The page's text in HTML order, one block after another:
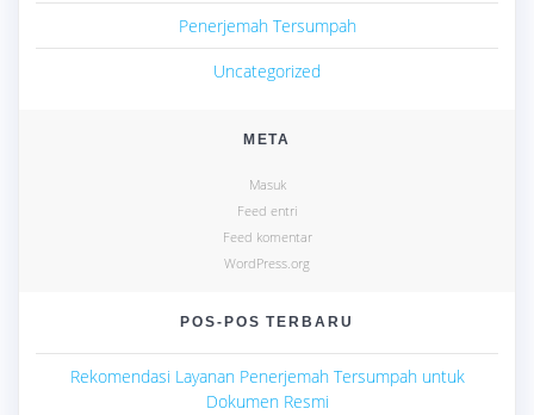
Penerjemah Tersumpah
Uncategorized
META
Masuk
Feed entri
Feed komentar
WordPress.org
POS-POS TERBARU
Rekomendasi Layanan Penerjemah Tersumpah untuk
Dokumen Resmi